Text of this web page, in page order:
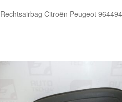
Rechtsairbag Citroën Peugeot